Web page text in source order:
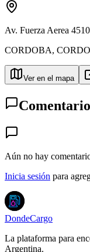
Av. Fuerza Aerea 4510
CORDOBA,
Ver en el mapa
Aún no hay
Inicia sesión para
DondeCargo
La plataforma para
Argentina.